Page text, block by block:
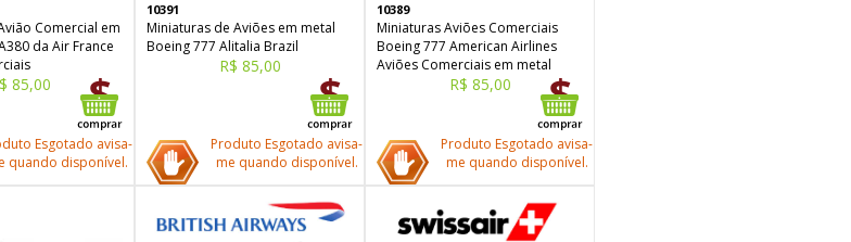
Comercial em
da Air France
85,00
Esgotado avisa-
quando disponível.
10391
Miniaturas de Aviões em metal
Boeing 777 Alitalia Brazil
R$ 85,00
Produto Esgotado avisa-
me quando disponível.
10389
Miniaturas Aviões Comerciais
Boeing 777 American Airlines
Aviões Comerciais em metal
R$ 85,00
Produto Esgotado avisa-
me quando disponível.